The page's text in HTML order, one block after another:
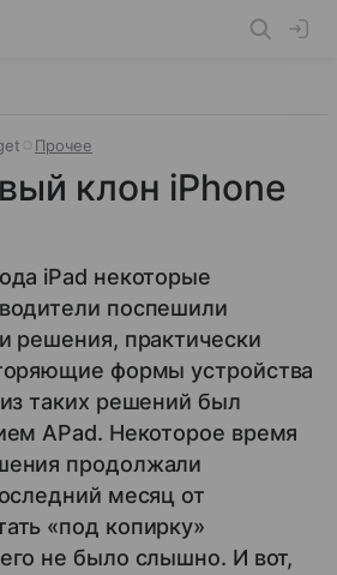
Прочее
клон iPhone
iPad некоторые
поспешили
решения, практически
формы устройства
таких решений был
APad. Некоторое время
продолжали
месяц от
«под копирку»
не было слышно. И вот,